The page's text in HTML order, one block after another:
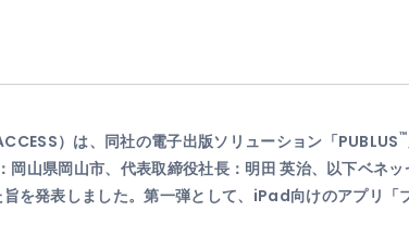
）は、同社の電子出版ソリューション「PUBLUS™
山県岡山市、代表取締役社長：明田 英治、以下ベネッ
を発表しました。第一弾として、iPad向けのアプリ「